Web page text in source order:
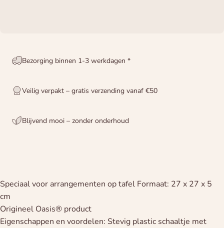
Bezorging binnen 1-3 werkdagen *
Veilig verpakt – gratis verzending vanaf €50
Blijvend mooi – zonder onderhoud
Speciaal voor arrangementen op tafel Formaat: 27 x 27 x 5
cm
Origineel Oasis® product
Eigenschappen en voordelen: Stevig plastic schaaltje met